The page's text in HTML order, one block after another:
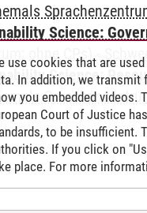
Science:
ohne CPs) -
Science:
use cookies that are
In addition, we transmit
you embedded videos.
Court of Justice
to be insufficient.
If you click on
place. For more